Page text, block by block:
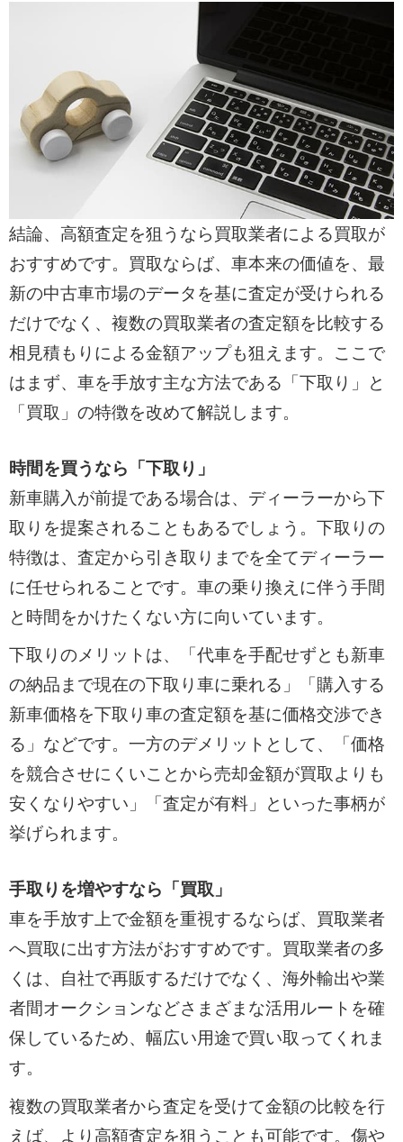
結論、高額査定を狙うなら買取業者による買取が
おすすめです。買取ならば、車本来の価値を、最
新の中古車市場のデータを基に査定が受けられる
だけでなく、複数の買取業者の査定額を比較する
相見積もりによる金額アップも狙えます。ここで
はまず、車を手放す主な方法である「下取り」と
「買取」の特徴を改めて解説します。
時間を買うなら「下取り」
新車購入が前提である場合は、ディーラーから下
取りを提案されることもあるでしょう。下取りの
特徴は、査定から引き取りまでを全てディーラー
に任せられることです。車の乗り換えに伴う手間
と時間をかけたくない方に向いています。
下取りのメリットは、「代車を手配せずとも新車
の納品まで現在の下取り車に乗れる」「購入する
新車価格を下取り車の査定額を基に価格交渉でき
る」などです。一方のデメリットとして、「価格
を競合させにくいことから売却金額が買取よりも
安くなりやすい」「査定が有料」といった事柄が
挙げられます。
手取りを増やすなら「買取」
車を手放す上で金額を重視するならば、買取業者
へ買取に出す方法がおすすめです。買取業者の多
くは、自社で再販するだけでなく、海外輸出や業
者間オークションなどさまざまな活用ルートを確
保しているため、幅広い用途で買い取ってくれま
す。
複数の買取業者から査定を受けて金額の比較を行
えば、より高額査定を狙うことも可能です。傷や